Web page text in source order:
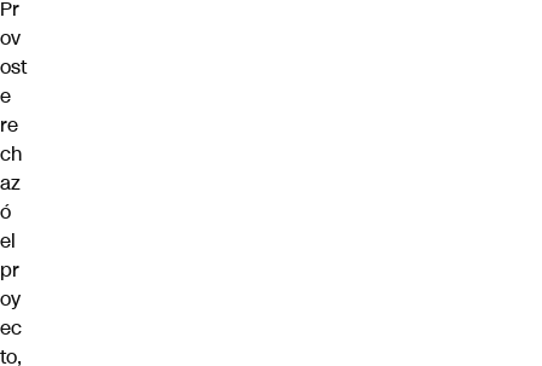
Pr
ov
ost
e
re
ch
az
ó
el
pr
oy
ec
to,